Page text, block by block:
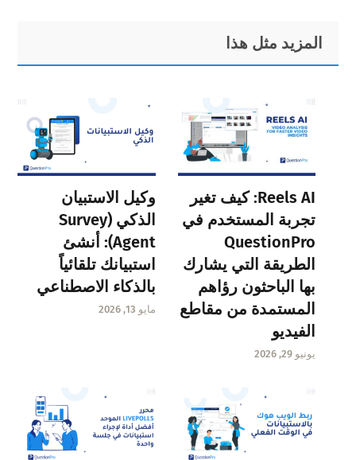
Primary
Sidebar
Footer
المزيد مثل هذا
Reels AI: كيف تغير
تجربة المستخدم في
QuestionPro
الطريقة التي يشارك
بها الباحثون رؤاهم
المستمدة من مقاطع
الفيديو
يونيو 29, 2026
وكيل الاستبيان
الذكي (Survey
Agent): أنشئ
استبيانك تلقائياً
بالذكاء الاصطناعي
مايو 13, 2026